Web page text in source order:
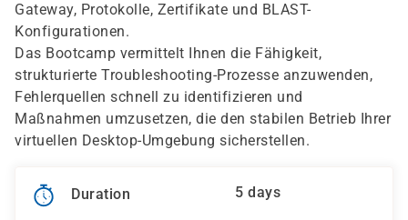
Gateway, Protokolle, Zertifikate und BLAST-
Konfigurationen.
Das Bootcamp vermittelt Ihnen die Fähigkeit,
strukturierte Troubleshooting-Prozesse anzuwenden,
Fehlerquellen schnell zu identifizieren und
Maßnahmen umzusetzen, die den stabilen Betrieb Ihrer
virtuellen Desktop-Umgebung sicherstellen.
Duration 5 days